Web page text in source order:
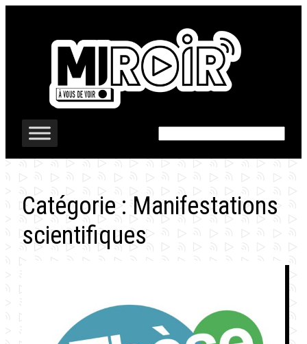
Catégorie : Manifestations
scientifiques